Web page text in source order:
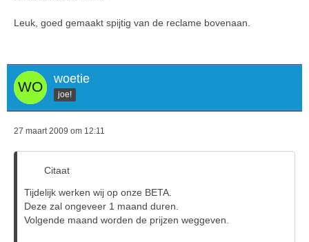
Leuk, goed gemaakt spijtig van de reclame bovenaan.
woetie
joe!
27 maart 2009 om 12:11
Citaat
Tijdelijk werken wij op onze BETA.
Deze zal ongeveer 1 maand duren.
Volgende maand worden de prijzen weggeven.